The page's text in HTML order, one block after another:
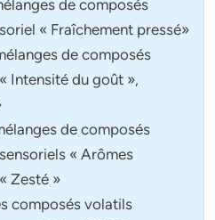
de composés
« Fraîchement pressé»
de composés
Intensité du goût »,
de composés
« Arômes
Zesté »
composés volatils